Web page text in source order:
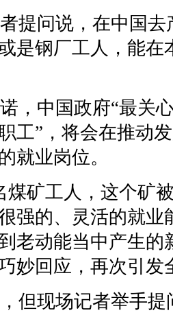
提问说，在中国去
是钢厂工人，能在
，中国政府“最关
工”，将会在推动
就业岗位。
煤矿工人，这个矿
强的、灵活的就业
老动能当中产生的
妙回应，再次引发
但现场记者举手